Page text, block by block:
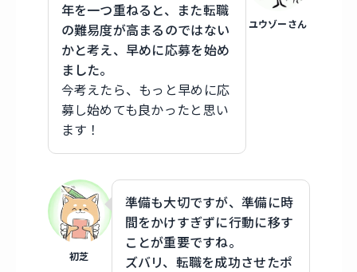
ユウゾーさん
年を一つ重ねると、また転職
の難易度が高まるのではない
かと考え、早めに応募を始め
ました。
今考えたら、もっと早めに応
募し始めても良かったと思い
ます！
初芝
準備も大切ですが、準備に時
間をかけすぎずに行動に移す
ことが重要ですね。
ズバリ、転職を成功させたポ